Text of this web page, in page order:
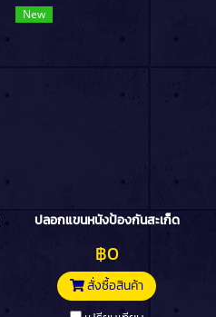
New
ปลอกแขนหนังป้องกันสะเก็ด
฿0
สั่งซื้อสินค้า